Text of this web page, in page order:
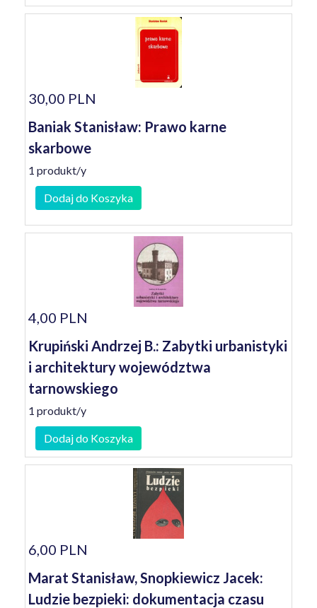
30,00 PLN
Baniak Stanisław: Prawo karne
skarbowe
1 produkt/y
Dodaj do Koszyka
4,00 PLN
Krupiński Andrzej B.: Zabytki urbanistyki
i architektury województwa
tarnowskiego
1 produkt/y
Dodaj do Koszyka
6,00 PLN
Marat Stanisław, Snopkiewicz Jacek:
Ludzie bezpieki: dokumentacja czasu